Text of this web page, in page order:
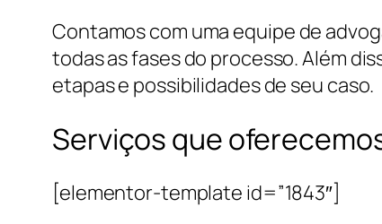
Contamos com uma equipe de
todas as fases do processo. Além
etapas e possibilidades de seu caso.
Serviços que
[elementor-template id=”1843″]